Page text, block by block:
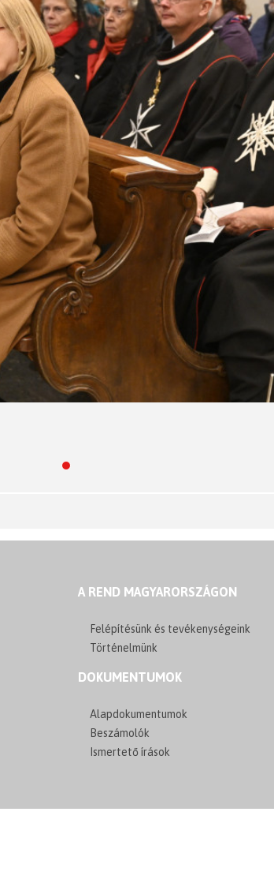
A REND MAGYARORSZÁGON
Felépítésünk és tevékenységeink
Történelmünk
DOKUMENTUMOK
Alapdokumentumok
Beszámolók
Ismertető írások